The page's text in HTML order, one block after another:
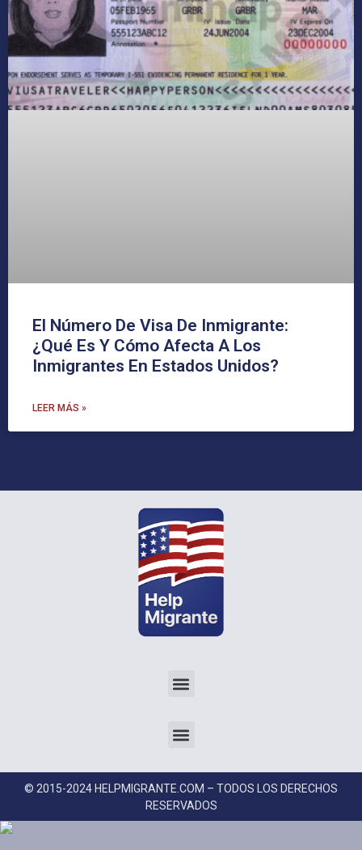
El Número De Visa De Inmigrante:
¿Qué Es Y Cómo Afecta A Los
Inmigrantes En Estados Unidos?
LEER MÁS »
© 2015-2024 HELPMIGRANTE.COM – TODOS LOS DERECHOS
RESERVADOS